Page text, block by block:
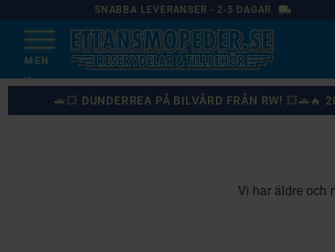
SNABBA LEVERANSER - 2-5 DAGAR local_shipping
🚗💥 DUNDERREA PÅ BILVÅRD FRÅN RW! 💥🚗🔥
Vi har äldre och